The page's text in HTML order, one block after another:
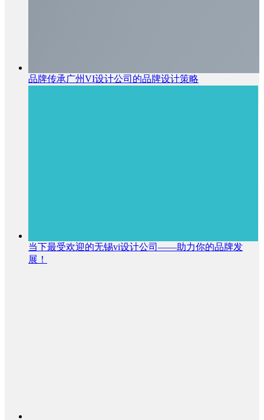
品牌传承广州VI设计公司的品牌设计策略
当下最受欢迎的无锡vi设计公司——助力你的品牌发
展！